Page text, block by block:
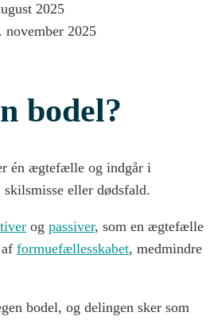
2025
november 2025
bodel?
én ægtefælle og indgår i
skilsmisse eller dødsfald.
og passiver, som en ægtefælle
formuefællesskabet, medmindre
bodel, og delingen sker som